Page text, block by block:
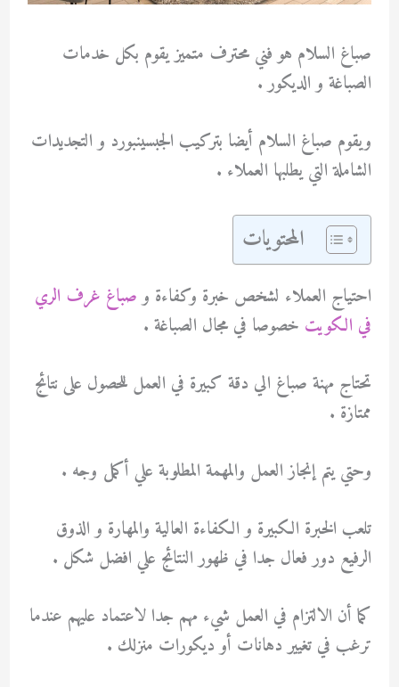
صباغ السلام هو فني محترف متميز يقوم بكل خدمات
الصباغة و الديكور .
ويقوم صباغ السلام أيضا بتركيب الجبسينبورد و التجديدات
الشاملة التي يطلبها العملاء .
المحتويات
احتياج العملاء لشخص خبرة وكفاءة وصباغ غرف الري
في الكويت خصوصا في مجال الصباغة .
تحتاج مهنة صباغ الي دقة كبيرة في العمل للحصول على نتائج
ممتازة .
وحتي يتم إنجاز العمل والمهمة المطلوبة علي أكمل وجه .
تلعب الخبرة الكبيرة و الكفاءة العالية والمهارة و الذوق
الرفيع دور فعال جدا في ظهور النتائج علي افضل شكل .
كما أن الالتزام في العمل شيء مهم جدا لاعتماد عليهم عندما
ترغب في تغيير دهانات أو ديكورات منزلك .